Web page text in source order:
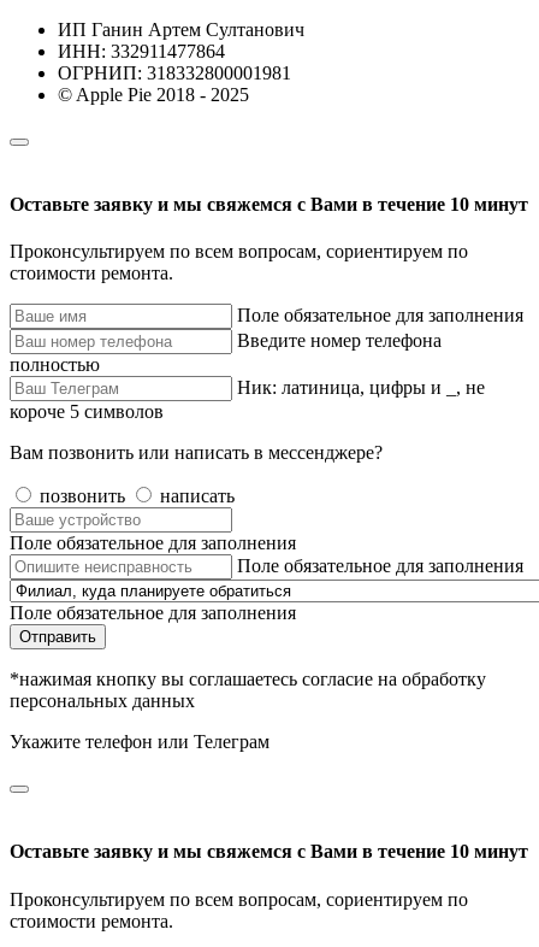
ИП Ганин Артем Султанович
ИНН: 332911477864
ОГРНИП: 318332800001981
© Apple Pie 2018 - 2025
Оставьте заявку и мы свяжемся с Вами в течение 10 минут
Проконсультируем по всем вопросам, сориентируем по
стоимости ремонта.
Поле обязательное для заполнения
Введите номер телефона
полностью
Ник: латиница, цифры и _, не
короче 5 символов
Вам позвонить или написать в мессенджере?
позвонить написать
Поле обязательное для заполнения
Поле обязательное для заполнения
Поле обязательное для заполнения
Отправить
*нажимая кнопку вы соглашаетесь согласие на обработку
персональных данных
Укажите телефон или Телеграм
Оставьте заявку и мы свяжемся с Вами в течение 10 минут
Проконсультируем по всем вопросам, сориентируем по
стоимости ремонта.